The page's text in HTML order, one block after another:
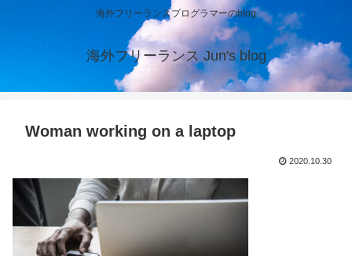
海外フリーランスプログラマーのblog
海外フリーランス Jun's blog
Woman working on a laptop
2020.10.30